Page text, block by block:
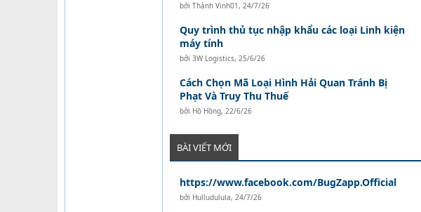
bởi Thành Vinh01, 24/7/26
Quy trình thủ tục nhập khẩu các loại Linh kiện
máy tính
bởi 3W Logistics, 25/6/26
Cách Chọn Mã Loại Hình Hải Quan Tránh Bị
Phạt Và Truy Thu Thuế
bởi Hồ Hồng, 22/6/26
BÀI VIẾT MỚI
https://www.facebook.com/BugZapp.Official
bởi Hulludulula, 24/7/26